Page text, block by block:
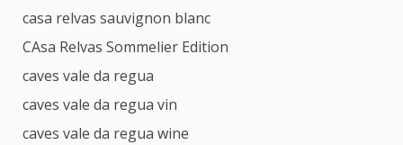
casa relvas sauvignon blanc
CAsa Relvas Sommelier Edition
caves vale da regua
caves vale da regua vin
caves vale da regua wine